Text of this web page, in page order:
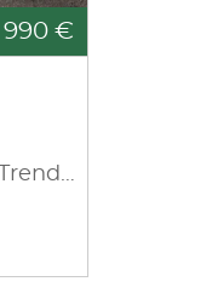
990 €
1.0 EcoBoost 100ch Trend Euro6.2